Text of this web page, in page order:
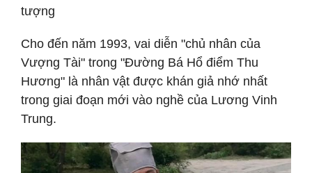
tượng
Cho đến năm 1993, vai diễn "chủ nhân của
Vượng Tài" trong "Đường Bá Hổ điểm Thu
Hương" là nhân vật được khán giả nhớ nhất
trong giai đoạn mới vào nghề của Lương Vinh
Trung.